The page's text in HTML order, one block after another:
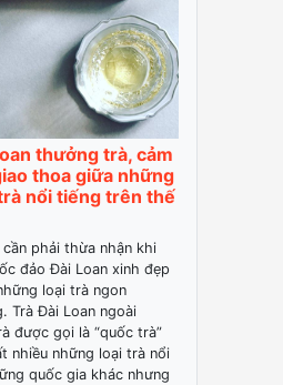
thưởng trà, cảm
thoa giữa những
nổi tiếng trên thế
phải thừa nhận khi
đảo Đài Loan xinh đẹp
loại trà ngon
Trà Đài Loan ngoài
được gọi là “quốc trà”
nhiều những loại trà nổi
quốc gia khác nhưng